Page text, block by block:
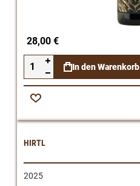
28,00 €
In den Warenkorb
Zur
HIRTL
2025